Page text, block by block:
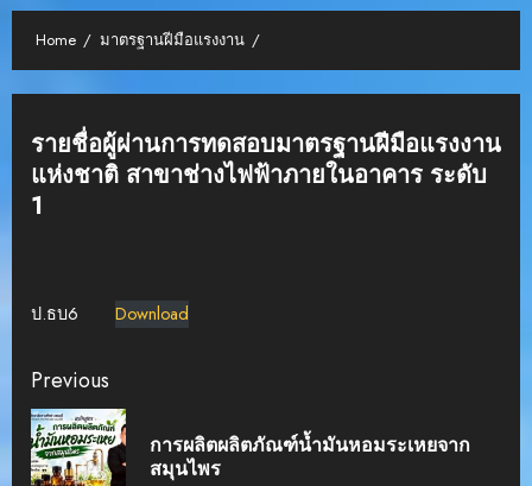
Home มาตรฐานฝีมือแรงงาน
รายชื่อผู้ผ่านการทดสอบมาตรฐานฝีมือแรงงาน
แห่งชาติ สาขาช่างไฟฟ้าภายในอาคาร ระดับ
1
ป.ธบ6 Download
Continue
Reading
Previous
การผลิตผลิตภัณฑ์น้ำมันหอมระเหยจาก
สมุนไพร